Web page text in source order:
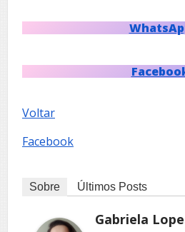
Voltar
Facebook
Sobre Últimos Posts
Gabriela